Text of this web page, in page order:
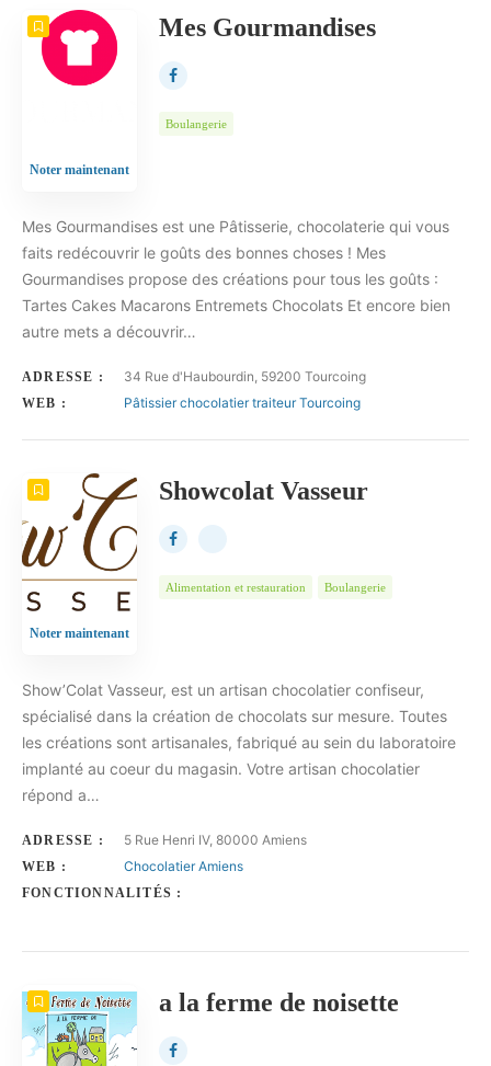
NOMBRE
Noter maintenant
Mes Gourmandises
Boulangerie
Mes Gourmandises est une Pâtisserie, chocolaterie qui vous
faits redécouvrir le goûts des bonnes choses ! Mes
Gourmandises propose des créations pour tous les goûts :
Tartes Cakes Macarons Entremets Chocolats Et encore bien
autre mets a découvrir…
ADRESSE : 34 Rue d'Haubourdin, 59200 Tourcoing
WEB : Pâtissier chocolatier traiteur Tourcoing
Noter maintenant
Showcolat Vasseur
Alimentation et restauration Boulangerie
Show’Colat Vasseur, est un artisan chocolatier confiseur,
spécialisé dans la création de chocolats sur mesure. Toutes
les créations sont artisanales, fabriqué au sein du laboratoire
implanté au coeur du magasin. Votre artisan chocolatier
répond a…
ADRESSE : 5 Rue Henri IV, 80000 Amiens
WEB : Chocolatier Amiens
FONCTIONNALITÉS :
a la ferme de noisette